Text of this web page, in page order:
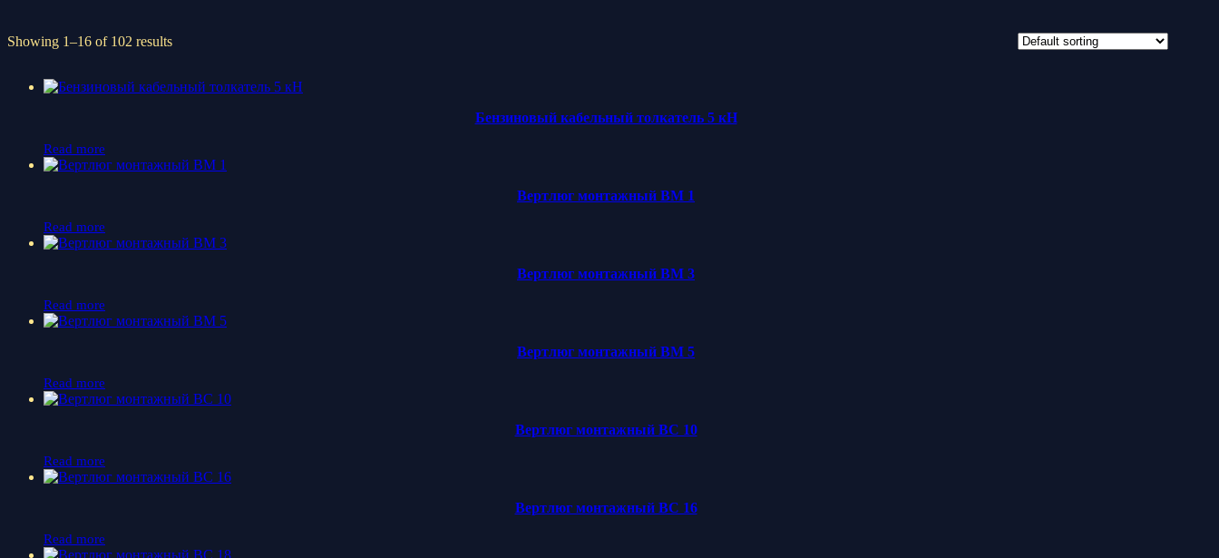
Showing 1–16 of 102 results
Бензиновый кабельный толкатель 5 кН
Read more
Вертлюг монтажный ВМ 1
Read more
Вертлюг монтажный ВМ 3
Read more
Вертлюг монтажный ВМ 5
Read more
Вертлюг монтажный ВС 10
Read more
Вертлюг монтажный ВС 16
Read more